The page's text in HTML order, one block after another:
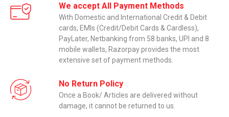
We accept All Payment Methods
With Domestic and International Credit & Debit
cards, EMIs (Credit/Debit Cards & Cardless),
PayLater, Netbanking from 58 banks, UPI and 8
mobile wallets, Razorpay provides the most
extensive set of payment methods.
No Return Policy
Once a Book/ Articles are delivered without
damage, it cannot be returned to us.